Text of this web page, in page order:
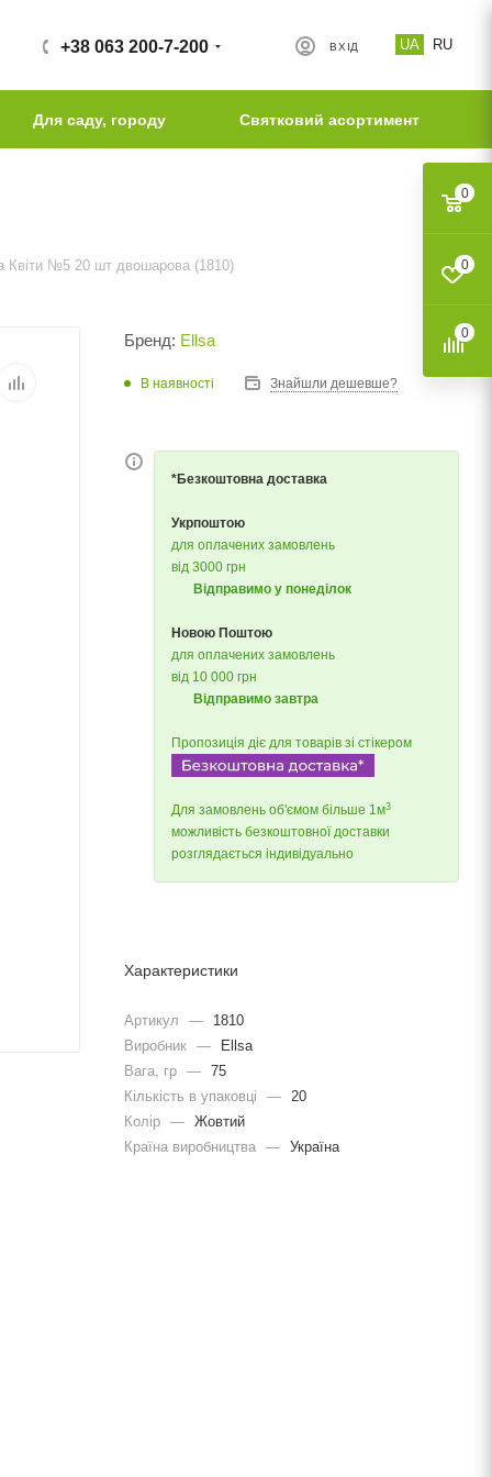
UA RU
ВХІД
+38 063 200-7-200
Для саду, городу Святковий асортимент
Квіти №5 20 шт двошарова (1810)
Бренд: Ellsa
В наявності Знайшли дешевше?
*Безкоштовна доставка
Укрпоштою
для оплачених замовлень
від 3000 грн
Відправимо у понеділок
Новою Поштою
для оплачених замовлень
від 10 000 грн
Відправимо завтра
Пропозиція діє для товарів зі стікером
Для замовлень об'ємом більше 1м3
можливість безкоштовної доставки
розглядається індивідуально
Характеристики
Артикул —
1810
Виробник —
Ellsa
Вага, гр — 75
Кількість в упаковці
—
20
Колір — Жовтий
Країна виробництва — Україна
0
0
0